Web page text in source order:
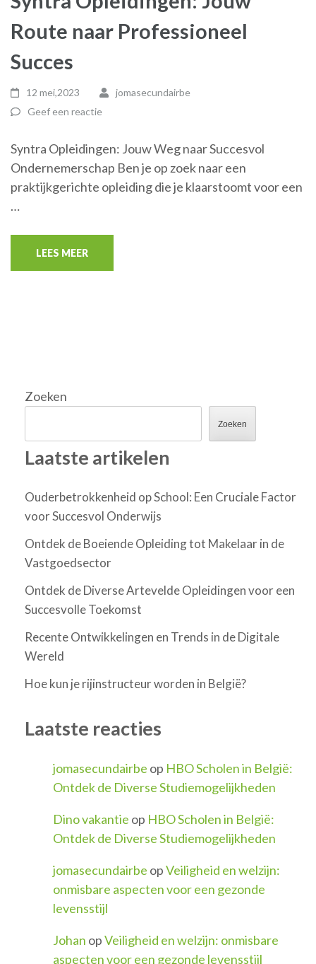
Route naar Professioneel
Succes
12 mei,2023
jomasecundairbe
Geef een reactie
Syntra Opleidingen: Jouw Weg naar Succesvol
Ondernemerschap Ben je op zoek naar een
praktijkgerichte opleiding die je klaarstoomt voor een
…
LEES MEER
Zoeken
Zoeken
Laatste artikelen
Ouderbetrokkenheid op School: Een Cruciale Factor
voor Succesvol Onderwijs
Ontdek de Boeiende Opleiding tot Makelaar in de
Vastgoedsector
Ontdek de Diverse Artevelde Opleidingen voor een
Succesvolle Toekomst
Recente Ontwikkelingen en Trends in de Digitale
Wereld
Hoe kun je rijinstructeur worden in België?
Laatste reacties
jomasecundairbe op HBO Scholen in België:
Ontdek de Diverse Studiemogelijkheden
Dino vakantie op HBO Scholen in België:
Ontdek de Diverse Studiemogelijkheden
jomasecundairbe opVeiligheid en welzijn:
onmisbare aspecten voor een gezonde
levensstijl
Johan opVeiligheid en welzijn: onmisbare
aspecten voor een gezonde levensstijl